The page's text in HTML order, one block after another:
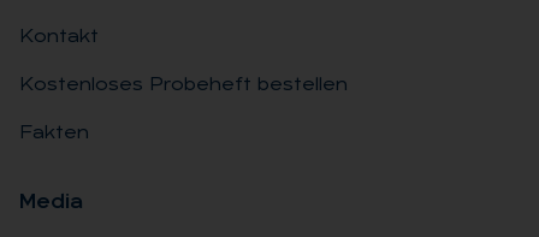
Kontakt
Kostenloses Probeheft bestellen
Fakten
Me­dia